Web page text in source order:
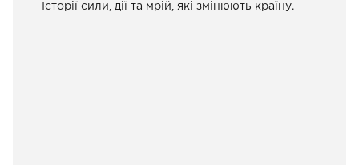
Історії сили, дії та мрій, які змінюють країну.